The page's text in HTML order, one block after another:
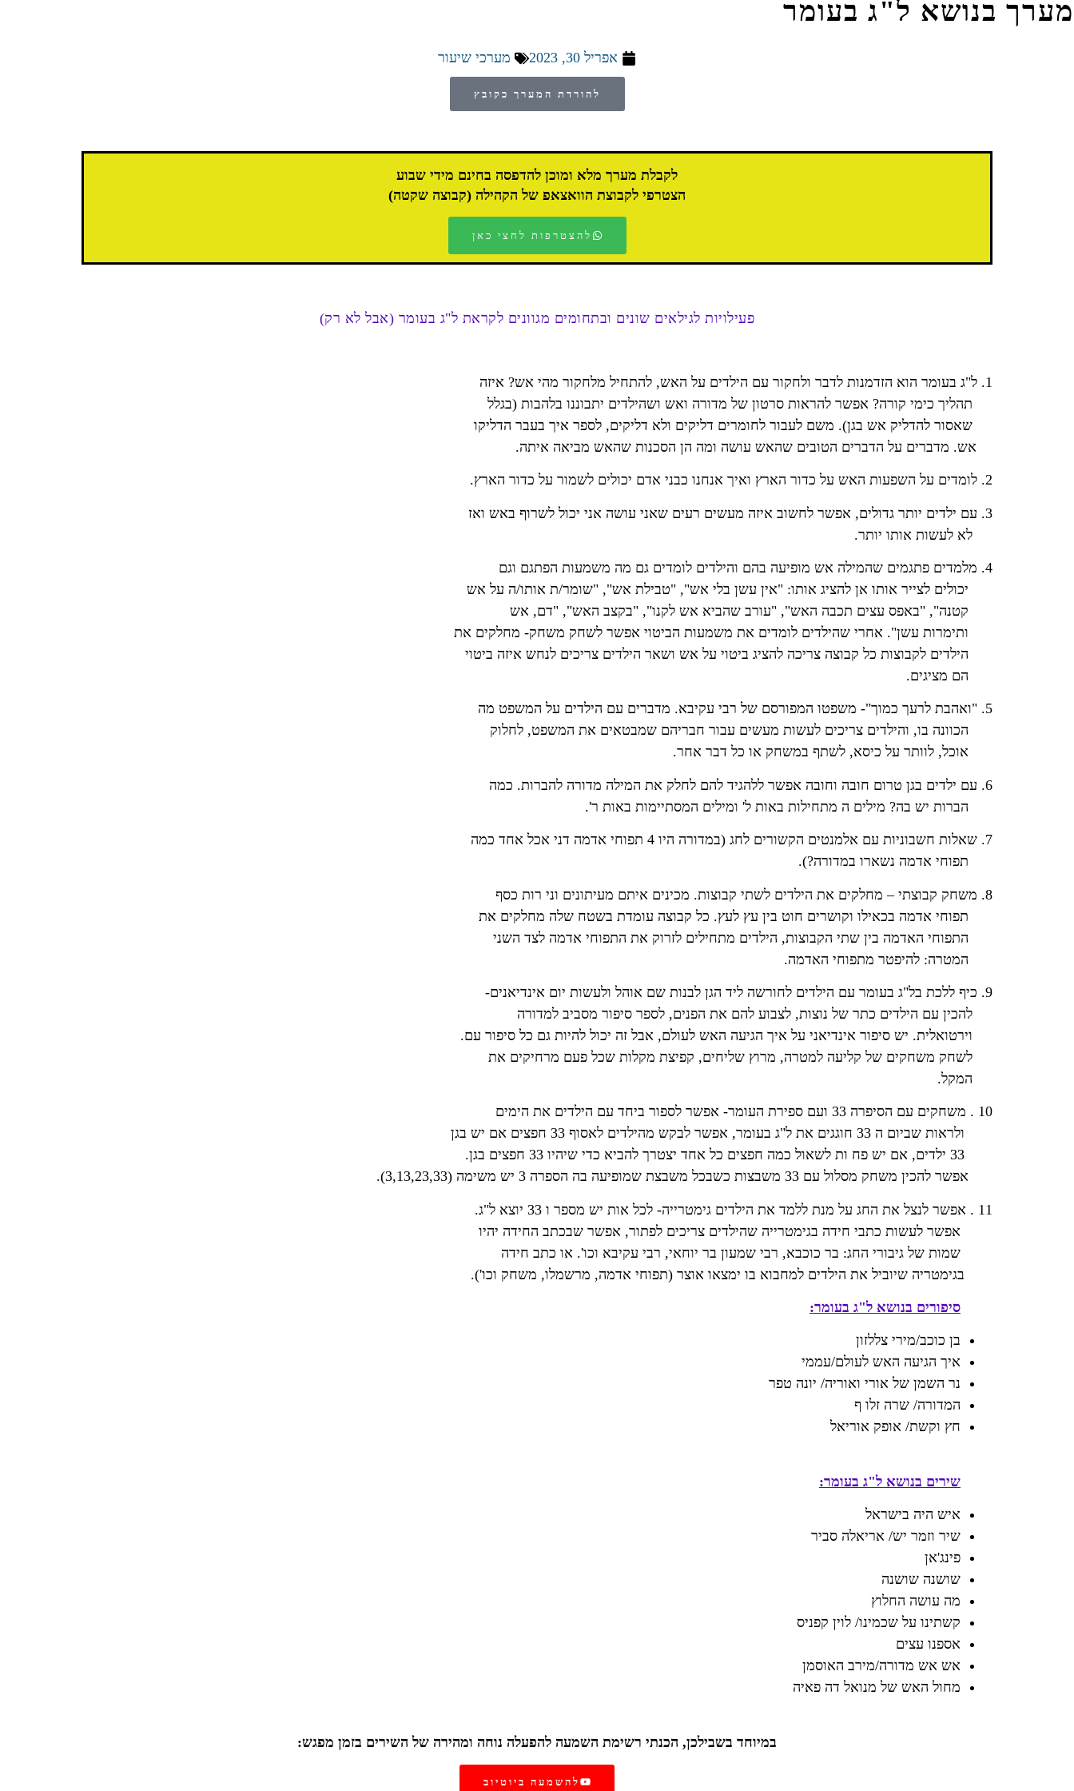
מערך בנושא ל"ג בעומר
אפריל 30, 2023 מערכי שיעור
להורדת המערך כקובץ
לקבלת מערך מלא ומוכן להדפסה בחינם מידי שבוע
הצטרפי לקבוצת הוואצאפ של הקהילה (קבוצה שקטה)
להצטרפות לחצי כאן
פעילויות לגילאים שונים ובתחומים מגוונים לקראת ל"ג בעומר (אבל לא רק)
1. ל"ג בעומר הוא הזדמנות לדבר ולחקור עם הילדים על האש, להתחיל מלחקור מהי אש? איזה
תהליך כימי קורה? אפשר להראות סרטון של מדורה ואש ושהילדים יתבוננו בלהבות (בגלל
שאסור להדליק אש בגן). משם לעבור לחומרים דליקים ולא דליקים, לספר איך בעבר הדליקו
אש. מדברים על הדברים הטובים שהאש עושה ומה הן הסכנות שהאש מביאה איתה.
2. לומדים על השפעות האש על כדור הארץ ואיך אנחנו כבני אדם יכולים לשמור על כדור הארץ.
3. עם ילדים יותר גדולים, אפשר לחשוב איזה מעשים רעים שאני עושה אני יכול לשרוף באש ואז
לא לעשות אותו יותר.
4. מלמדים פתגמים שהמילה אש מופיעה בהם והילדים לומדים גם מה משמעות הפתגם וגם
יכולים לצייר אותו אן להציג אותו: "אין עשן בלי אש", "טבילת אש", "שומר/ת אותו/ה על אש
קטנה", "באפס עצים תכבה האש", "עורב שהביא אש לקנו", "בקצב האש", "דם, אש
ותימרות עשן". אחרי שהילדים לומדים את משמעות הביטוי אפשר לשחק משחק- מחלקים את
הילדים לקבוצות כל קבוצה צריכה להציג ביטוי על אש ושאר הילדים צריכים לנחש איזה ביטוי
הם מציגים.
5. "ואהבת לרעך כמוך"- משפטו המפורסם של רבי עקיבא. מדברים עם הילדים על המשפט מה
הכוונה בו, והילדים צריכים לעשות מעשים עבור חבריהם שמבטאים את המשפט, לחלוק
אוכל, לוותר על כיסא, לשתף במשחק או כל דבר אחר.
6. עם ילדים בגן טרום חובה וחובה אפשר ללהגיד להם לחלק את המילה מדורה להברות. כמה
הברות יש בה? מילים ה מתחילות באות ל' ומילים המסתיימות באות ר'.
7. שאלות חשבוניות עם אלמנטים הקשורים לחג (במדורה היו 4 תפוחי אדמה דני אכל אחד כמה
תפוחי אדמה נשארו במדורה?).
8. משחק קבוצתי – מחלקים את הילדים לשתי קבוצות. מכינים איתם מעיתונים וני רות כסף
תפוחי אדמה בכאילו וקושרים חוט בין עץ לעץ. כל קבוצה עומדת בשטח שלה מחלקים את
התפוחי האדמה בין שתי הקבוצות, הילדים מתחילים לזרוק את התפוחי אדמה לצד השני
המטרה: להיפטר מתפוחי האדמה.
9. כיף ללכת בל"ג בעומר עם הילדים לחורשה ליד הגן לבנות שם אוהל ולעשות יום אינדיאנים-
להכין עם הילדים כתר של נוצות, לצבוע להם את הפנים, לספר סיפור מסביב למדורה
וירטואלית. יש סיפור אינדיאני על איך הגיעה האש לעולם, אבל זה יכול להיות גם כל סיפור עם.
לשחק משחקים של קליעה למטרה, מרוץ שליחים, קפיצת מקלות שכל פעם מרחיקים את
המקל.
10 . משחקים עם הסיפרה 33 ועם ספירת העומר- אפשר לספור ביחד עם הילדים את הימים
ולראות שביום ה 33 חוגגים את ל"ג בעומר, אפשר לבקש מהילדים לאסוף 33 חפצים אם יש בגן
אפשר להכין משחק מסלול עם 33 משבצות כשבכל משבצת שמופיעה בה הספרה 3 יש משימה (3,13,23,33).
11 . אפשר לנצל את החג על מנת ללמד את הילדים גימטרייה- לכל אות יש מספר ו 33 יוצא ל"ג.
אפשר לעשות כתבי חידה בגימטרייה שהילדים צריכים לפתור, אפשר שבכתב החידה יהיו
שמות של גיבורי החג: בר כוכבא, רבי שמעון בר יוחאי, רבי עקיבא וכו'. או כתב חידה
בגימטריה שיוביל את הילדים למחבוא בו ימצאו אוצר (תפוחי אדמה, מרשמלו, משחק וכו').
סיפורים בנושא ל"ג בעומר:
בן כוכב/מירי צללזון
איך הגיעה האש לעולם/עממי
נר השמן של אורי ואוריה/ יונה טפר
המדורה/ שרה זלו ף
חץ וקשת/ אופק אוריאל
שירים בנושא ל"ג בעומר:
איש היה בישראל
שיר וזמר יש/ אריאלה סביר
פינג'אן
שושנה שושנה
מה עושה החלוץ
קשתינו על שכמינו/ לוין קפניס
אספנו עצים
אש אש מדורה/מירב האוסמן
מחול האש של מנואל דה פאיה
במיוחד בשבילכן, הכנתי רשימת השמעה להפעלה נוחה ומהירה של השירים בזמן מפגש:
להשמעה ביוטיוב